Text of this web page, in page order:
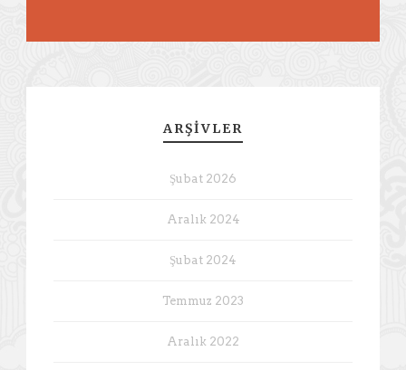
ARŞIVLER
Şubat 2026
Aralık 2024
Şubat 2024
Temmuz 2023
Aralık 2022